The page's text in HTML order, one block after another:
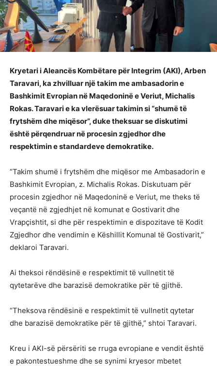
Kryetari i Aleancës Kombëtare për Integrim (AKI), Arben
Taravari, ka zhvilluar një takim me ambasadorin e
Bashkimit Evropian në Maqedoninë e Veriut, Michalis
Rokas. Taravari e ka vlerësuar takimin si “shumë të
frytshëm dhe miqësor”, duke theksuar se diskutimi
është përqendruar në procesin zgjedhor dhe
respektimin e standardeve demokratike.
“Takim shumë i frytshëm dhe miqësor me Ambasadorin e
Bashkimit Evropian, z. Michalis Rokas. Diskutuam për
procesin zgjedhor në Maqedoninë e Veriut, me theks të
veçantë në zgjedhjet në komunat e Gostivarit dhe
Vrapçishtit, si dhe për respektimin e dispozitave të Kodit
Zgjedhor dhe vendimin e Këshillit Komunal të Gostivarit,”
deklaroi Taravari.
Ai theksoi rëndësinë e respektimit të vullnetit të
qytetarëve dhe barazisë demokratike për të gjithë.
“Theksova rëndësinë e respektimit të vullnetit qytetar
dhe barazisë demokratike për të gjithë,” shtoi Taravari.
Kreu i AKI-së përsëriti se rruga evropiane e vendit është
e pakontestueshme dhe se synimi kryesor mbetet